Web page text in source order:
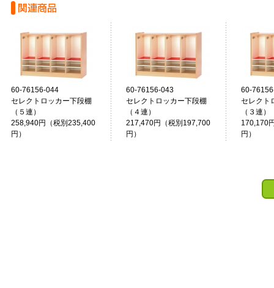
60-76156-044
セレクトロッカー下段棚
（５連）
258,940円（税別235,400
円）
60-76156-043
セレクトロッカー下段棚
（４連）
217,470円（税別197,700
円）
60-
セレクト
（３連）
170,170
円）